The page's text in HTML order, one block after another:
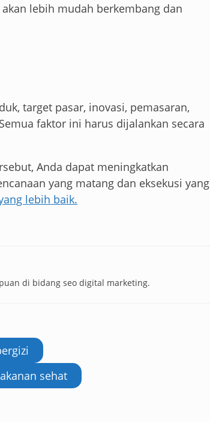
lebih mudah berkembang dan
target pasar, inovasi, pemasaran,
faktor ini harus dijalankan secara
Anda dapat meningkatkan
yang matang dan eksekusi yang
lebih baik.
di bidang seo digital marketing.
sehat